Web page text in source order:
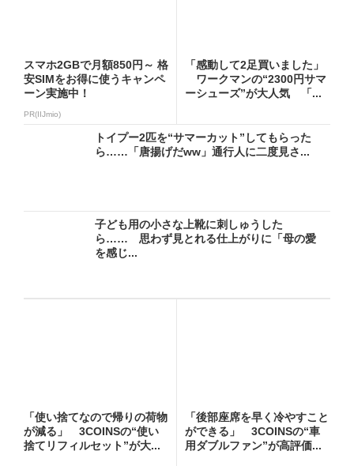
スマホ2GBで月額850円～ 格
安SIMをお得に使うキャンペ
ーン実施中！
PR(IIJmio)
「感動して2足買いました」
ワークマンの“2300円サマ
ーシューズ”が大人気 「...
トイプー2匹を“サマーカット”してもらった
ら……「唐揚げだww」通行人に二度見さ...
子ども用の小さな上靴に刺しゅうした
ら…… 思わず見とれる仕上がりに「母の愛
を感じ...
「使い捨てなので帰りの荷物
が減る」 3COINSの“使い
捨てリフィルセット”が大...
「後部座席を早く冷やすこと
ができる」 3COINSの“車
用ダブルファン”が高評価...